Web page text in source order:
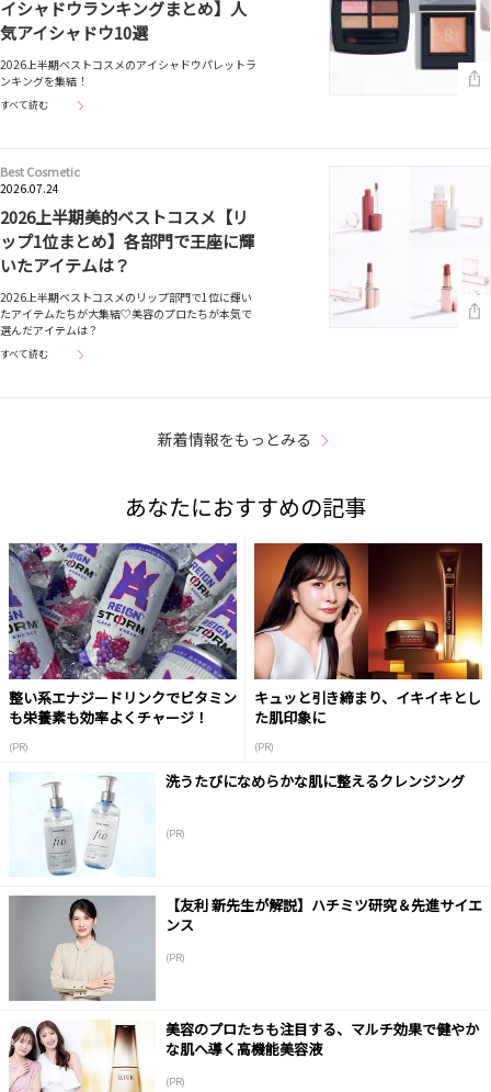
イシャドウランキングまとめ】人
気アイシャドウ10選
2026上半期ベストコスメのアイシャドウパレットラ
ンキングを集結！
すべて読む
Best Cosmetic
2026.07.24
2026上半期美的ベストコスメ【リ
ップ1位まとめ】各部門で王座に輝
いたアイテムは？
2026上半期ベストコスメのリップ部門で1位に輝い
たアイテムたちが大集結♡美容のプロたちが本気で
選んだアイテムは？
すべて読む
新着情報をもっとみる
あなたにおすすめの記事
整い系エナジードリンクでビタミン
も栄養素も効率よくチャージ！
(PR)
キュッと引き締まり、イキイキとし
た肌印象に
(PR)
洗うたびになめらかな肌に整えるクレンジング
(PR)
【友利 新先生が解説】ハチミツ研究＆先進サイエ
ンス
(PR)
美容のプロたちも注目する、マルチ効果で健やか
な肌へ導く高機能美容液
(PR)